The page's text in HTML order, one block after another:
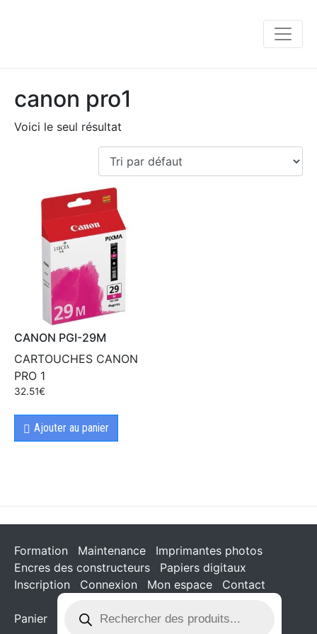
canon pro1
Voici le seul résultat
CANON PGI-29M
CARTOUCHES CANON
PRO 1
32.51€
Ajouter au panier
Formation Maintenance
Imprimantes photos
Encres des constructeurs
Papiers digitaux
Inscription
Connexion Mon espace Contact
Panier